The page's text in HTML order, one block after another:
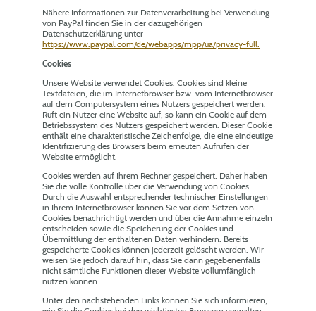
Nähere Informationen zur Datenverarbeitung bei Verwendung
von PayPal finden Sie in der dazugehörigen
Datenschutzerklärung unter
https://www.paypal.com/de/webapps/mpp/ua/privacy-full.
Cookies
Unsere Website verwendet Cookies. Cookies sind kleine
Textdateien, die im Internetbrowser bzw. vom Internetbrowser
auf dem Computersystem eines Nutzers gespeichert werden.
Ruft ein Nutzer eine Website auf, so kann ein Cookie auf dem
Betriebssystem des Nutzers gespeichert werden. Dieser Cookie
enthält eine charakteristische Zeichenfolge, die eine eindeutige
Identifizierung des Browsers beim erneuten Aufrufen der
Website ermöglicht.
Cookies werden auf Ihrem Rechner gespeichert. Daher haben
Sie die volle Kontrolle über die Verwendung von Cookies.
Durch die Auswahl entsprechender technischer Einstellungen
in Ihrem Internetbrowser können Sie vor dem Setzen von
Cookies benachrichtigt werden und über die Annahme einzeln
entscheiden sowie die Speicherung der Cookies und
Übermittlung der enthaltenen Daten verhindern. Bereits
gespeicherte Cookies können jederzeit gelöscht werden. Wir
weisen Sie jedoch darauf hin, dass Sie dann gegebenenfalls
nicht sämtliche Funktionen dieser Website vollumfänglich
nutzen können.
Unter den nachstehenden Links können Sie sich informieren,